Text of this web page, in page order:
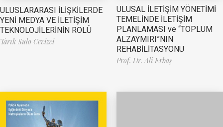
ULUSLARARASI İLİŞKİLERDE
YENİ MEDYA VE İLETİŞİM
TEKNOLOJİLERİNİN ROLÜ
Tarık Sulo Cevizci
ULUSAL İLETİŞİM YÖNETİMİ
TEMELİNDE İLETİŞİM
PLANLAMASI ve “TOPLUM
ALZAYMIRI”NIN
REHABİLİTASYONU
Prof. Dr. Ali Erbaş